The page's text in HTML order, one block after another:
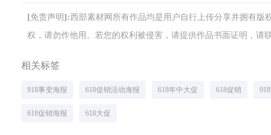
[免责声明]:西部素材网所有作品均是用户自行上传分享并拥有
权，请勿作他用。若您的权利被侵害，请提供作品书面证明，请
相关标签
918事变海报 618促销活动海报 618年中大促 618促销
618促销海报 618大促